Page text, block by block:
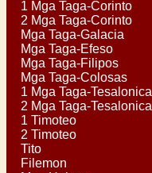
1 Mga Taga-Corinto
2 Mga Taga-Corinto
Mga Taga-Galacia
Mga Taga-Efeso
Mga Taga-Filipos
Mga Taga-Colosas
1 Mga Taga-Tesalonica
2 Mga Taga-Tesalonica
1 Timoteo
2 Timoteo
Tito
Filemon